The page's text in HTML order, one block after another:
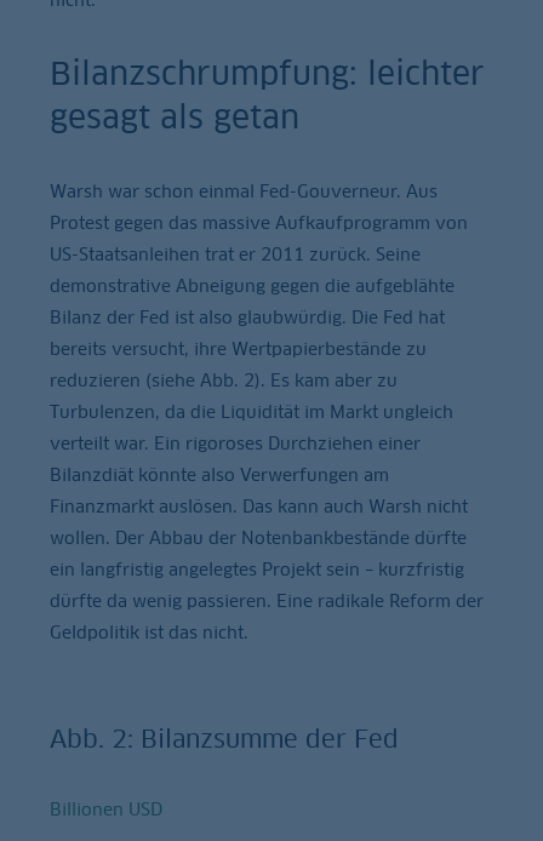
Bilanzschrumpfung: leichter
gesagt als getan
Warsh war schon einmal Fed-Gouverneur. Aus
Protest gegen das massive Aufkaufprogramm von
US-Staatsanleihen trat er 2011 zurück. Seine
demonstrative Abneigung gegen die aufgeblähte
Bilanz der Fed ist also glaubwürdig. Die Fed hat
bereits versucht, ihre Wertpapierbestände zu
reduzieren (siehe Abb. 2). Es kam aber zu
Turbulenzen, da die Liquidität im Markt ungleich
verteilt war. Ein rigoroses Durchziehen einer
Bilanzdiät könnte also Verwerfungen am
Finanzmarkt auslösen. Das kann auch Warsh nicht
wollen. Der Abbau der Notenbankbestände dürfte
ein langfristig angelegtes Projekt sein – kurzfristig
dürfte da wenig passieren. Eine radikale Reform der
Geldpolitik ist das nicht.
Abb. 2: Bilanzsumme der Fed
Billionen USD